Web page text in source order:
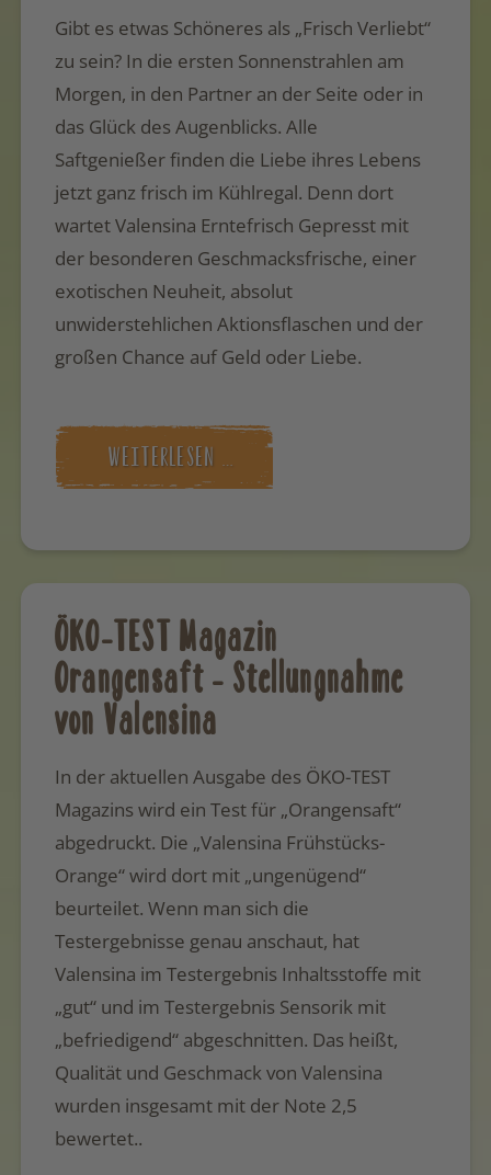
Gibt es etwas Schöneres als „Frisch Verliebt“
zu sein? In die ersten Sonnenstrahlen am
Morgen, in den Partner an der Seite oder in
das Glück des Augenblicks. Alle
Saftgenießer finden die Liebe ihres Lebens
jetzt ganz frisch im Kühlregal. Denn dort
wartet Valensina Erntefrisch Gepresst mit
der besonderen Geschmacksfrische, einer
exotischen Neuheit, absolut
unwiderstehlichen Aktionsflaschen und der
großen Chance auf Geld oder Liebe.
WEITERLESEN …
ÖKO-TEST Magazin
Orangensaft - Stellungnahme
von Valensina
In der aktuellen Ausgabe des ÖKO-TEST
Magazins wird ein Test für „Orangensaft“
abgedruckt. Die „Valensina Frühstücks-
Orange“ wird dort mit „ungenügend“
beurteilet. Wenn man sich die
Testergebnisse genau anschaut, hat
Valensina im Testergebnis Inhaltsstoffe mit
„gut“ und im Testergebnis Sensorik mit
„befriedigend“ abgeschnitten. Das heißt,
Qualität und Geschmack von Valensina
wurden insgesamt mit der Note 2,5
bewertet..